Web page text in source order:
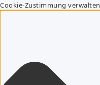
Cookie-Zustimmung verwalten